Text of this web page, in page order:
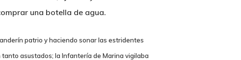
una botella de agua.
patrio y haciendo sonar las estridentes
asustados; la Infantería de Marina vigilaba